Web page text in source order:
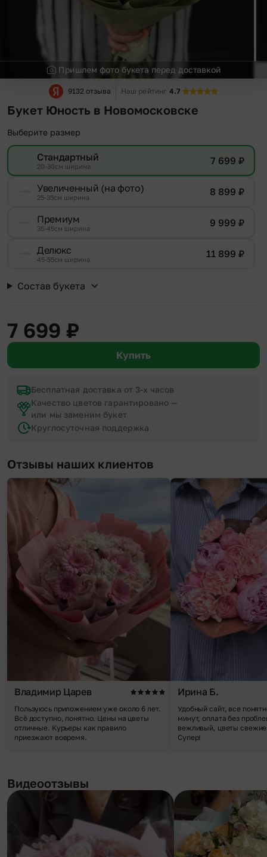
Пришлем фото букета перед доставкой
9132 отзыва Наш рейтинг 4.7
Букет Юность в Новомосковске
Выберите размер
Стандартный
20-30см ширина 7 699 ₽
Увеличенный (на фото)
25-35см ширина 8 899 ₽
Премиум
35-45см ширина 9 999 ₽
Делюкс
45-55см ширина 11 899 ₽
Состав букета
7 699 ₽
Купить
Бесплатная доставка от 3-х часов
Качество цветов гарантировано —
или мы заменим букет
Круглосуточная поддержка
Отзывы наших клиентов
Владимир Царев
Пользуюсь приложением уже около 6 лет.
Всё доступно, понятно. Цены на цветы
отличные. Курьеры как правило
приезжают вовремя.
Ирина Б.
Удобный сайт, все
минут, оплата без
вежливый, цветы
Супер!
Видеоотзывы